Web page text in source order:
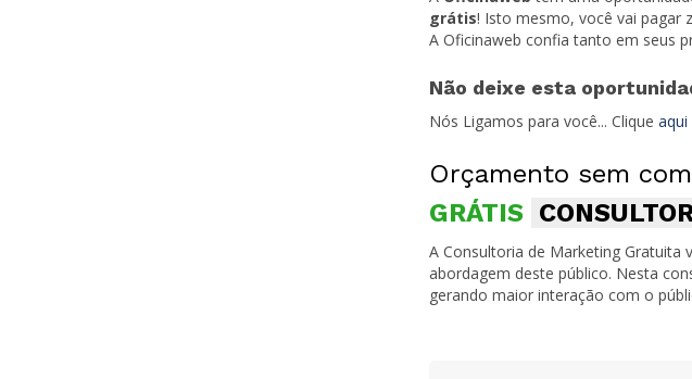
grátis! Isto mesmo, você vai pagar
A Oficinaweb confia tanto em seus
Não deixe esta
Nós Ligamos para você... Clique aqui
Orçamento sem
GRÁTIS
A Consultoria de Marketing Gratuita
abordagem deste público. Nesta
gerando maior interação com o